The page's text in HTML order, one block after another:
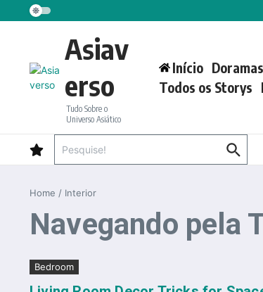
Ir para o conteúdo
Asiav
erso
Tudo Sobre o
Universo Asiático
Início Doramas
Todos os Storys
Home / Interior
Navegando pela
Bedroom